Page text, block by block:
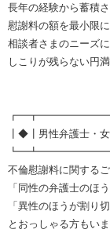
長年の経験から蓄積
慰謝料の額を最小限
相談者さまのニーズ
しこりが残らない円
┃◆┃男性弁護士・女
不倫慰謝料に関する
「同性の弁護士のほ
「異性のほうが割り
とおっしゃる方もいま